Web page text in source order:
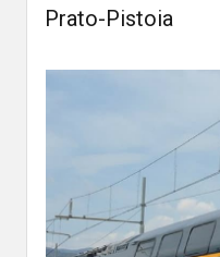
Prato-Pistoia